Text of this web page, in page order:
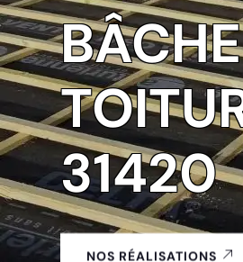
31420
NOS RÉALISATIONS